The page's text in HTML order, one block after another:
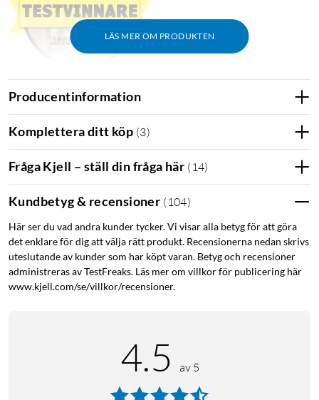
LÄS MER OM PRODUKTEN
2K-upplösning och F2.0-bländare
Byggd för alla väderlekar med IP67-klassning
Skyddar dig, din familj och din integritet
Producentinformation
Komplettera ditt köp (3)
Fråga Kjell – ställ din fråga här ( 14)
Kundbetyg & recensioner ( 104)
Här ser du vad andra kunder tycker. Vi visar alla betyg för att göra
det enklare för dig att välja rätt produkt. Recensionerna nedan skrivs
uteslutande av kunder som har köpt varan. Betyg och recensioner
administreras av TestFreaks. Läs mer om villkor för publicering här
www.kjell.com/se/villkor/recensioner.
4.5 av 5